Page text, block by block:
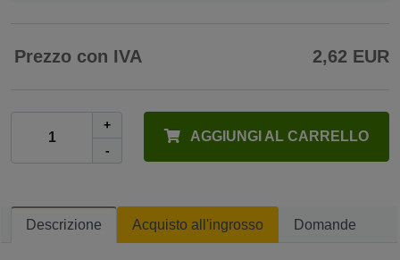
Prezzo con IVA 2,62 EUR
+
-
AGGIUNGI AL CARRELLO
Descrizione Acquisto all'ingrosso Domande